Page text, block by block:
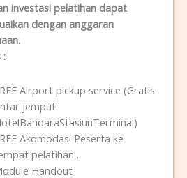
investasi pelatihan dapat
dengan anggaran
:
Airport pickup service (Gratis
jemput
Akomodasi Peserta ke
pelatihan .
Handout